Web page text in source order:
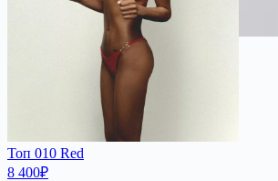
Топ 010 Red
8 400₽